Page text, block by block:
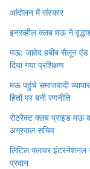
आंदोलन में संस्कार
इनरव्हील क्लब मऊ ने
मऊ: जावेद हबीब सैलून एंड
दिया गया प्रशिक्षण
मऊ पहुंचे समाजवादी
हितों पर बनी रणनीति
रोटरैक्ट क्लब प्राइड मऊ
अग्रवाल सचिव
लिटिल फ्लावर इंटरनेशनल
प्रदान